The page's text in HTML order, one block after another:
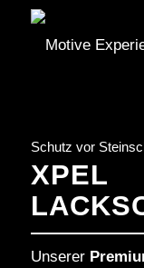
Schutz vor
XPEL
Unserer